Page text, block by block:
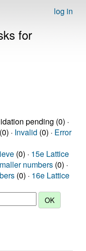
log in
for
pending (0) ·
(0) · Invalid (0) · Error
(0) · 15e Lattice
numbers (0) ·
(0) · 16e Lattice